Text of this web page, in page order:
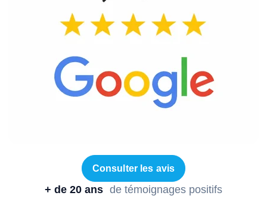
Consulter les avis
+ de 20 ans de témoignages positifs